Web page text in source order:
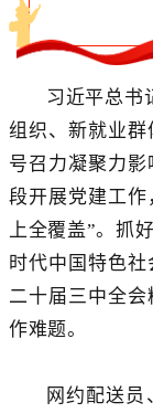
习近平总书
组织、新就业
号召力凝聚力
段开展党建工
上全覆盖”。抓
时代中国特色
二十届三中全
作难题。
网约配送